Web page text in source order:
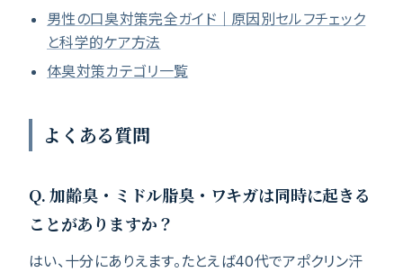
男性の口臭対策完全ガイド｜原因別セルフチェック
と科学的ケア方法
体臭対策カテゴリ一覧
よくある質問
Q. 加齢臭・ミドル脂臭・ワキガは同時に起きる
ことがありますか？
はい、十分にありえます。たとえば40代でアポクリン汗